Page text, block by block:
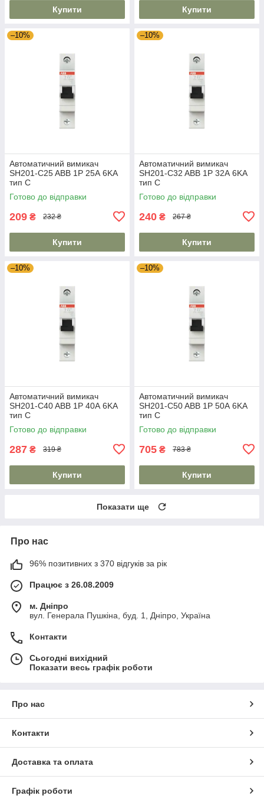
Купити Купити
–10%
Автоматичний вимикач
SH201-C25 ABB 1P 25А 6KA
тип C
Готово до відправки
209 ₴ 232 ₴
Купити
–10%
Автоматичний вимикач
SH201-C32 ABB 1P 32А 6KA
тип C
Готово до відправки
240 ₴ 267 ₴
Купити
–10%
Автоматичний вимикач
SH201-C40 ABB 1P 40А 6KA
тип C
Готово до відправки
287 ₴ 319 ₴
Купити
–10%
Автоматичний вимикач
SH201-C50 ABB 1P 50А 6KA
тип C
Готово до відправки
705 ₴ 783 ₴
Купити
Показати ще
Про нас
96% позитивних з 370 відгуків за рік
Працює з 26.08.2009
м. Дніпро
вул. Генерала Пушкіна, буд. 1, Дніпро, Україна
Контакти
Сьогодні вихідний
Показати весь графік роботи
Про нас
Контакти
Доставка та оплата
Графік роботи